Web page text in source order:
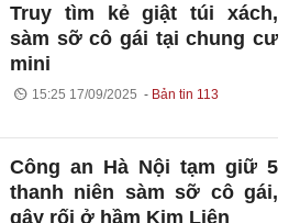
Truy tìm kẻ giật túi xách,
sàm sỡ cô gái tại chung cư
mini
15:25 17/09/2025 Bản tin 113
Công an Hà Nội tạm giữ 5
thanh niên sàm sỡ cô gái,
gây rối ở hầm Kim Liên